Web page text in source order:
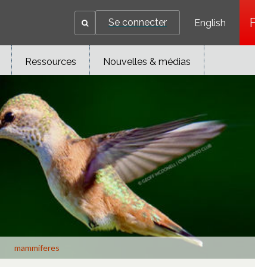
Se connecter English
Ressources Nouvelles & médias
mammiferes